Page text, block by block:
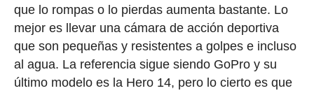
que lo rompas o lo pierdas aumenta bastante. Lo
mejor es llevar una cámara de acción deportiva
que son pequeñas y resistentes a golpes e incluso
al agua. La referencia sigue siendo GoPro y su
último modelo es la Hero 14, pero lo cierto es que